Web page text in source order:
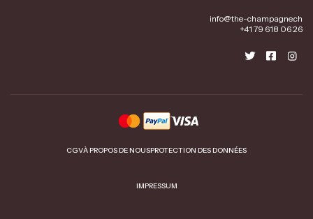
info@the-champagne.ch
+41 79 618 06 26
CGVÀ PROPOS DE NOUSPROTECTION DES DONNÉES
IMPRESSUM